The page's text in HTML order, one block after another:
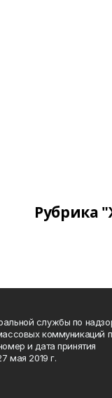
Рубрика
службы по
коммуникаций
и дата принятия
мая 2019 г.